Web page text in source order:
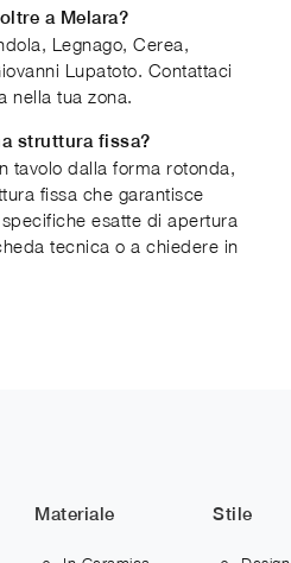
a Melara?
Legnago, Cerea,
Lupatoto. Contattaci
nella tua zona.
struttura fissa?
tavolo dalla forma rotonda,
fissa che garantisce
esatte di apertura
tecnica o a chiedere in
Materiale Stile